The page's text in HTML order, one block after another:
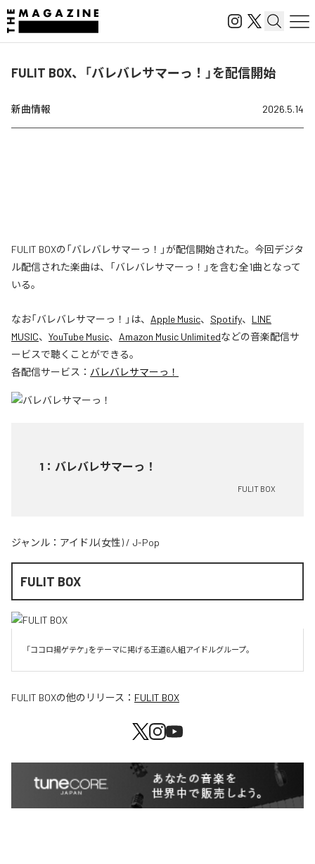
FULIT BOX、「バレバレサマーっ！」を配信開始
新曲情報 2026.5.14
FULIT BOXの「バレバレサマーっ！」が配信開始された。今回デジタ
ル配信された楽曲は、「バレバレサマーっ！」を含む全1曲となって
いる。
なお「バレバレサマーっ！ 」は、 Apple Music、 Spotify、 LINE
MUSIC、 YouTube Music、 Amazon Music Unlimitedなどの音楽配信サ
ービスで聴くことができる。
各配信サービス： バレバレサマーっ！
1 ： バレバレサマーっ！
FULIT BOX
ジャンル： アイドル(女性) / J-Pop
FULIT BOX
「ココロ揚ゲテケ」をテーマに掲げる王道6人組アイドルグループ。
FULIT BOXの他のリリース： FULIT BOX